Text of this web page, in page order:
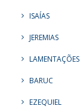
ISAÍAS
JEREMIAS
LAMENTAÇÕES
BARUC
EZEQUIEL